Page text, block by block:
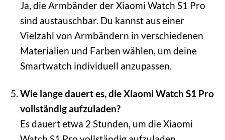
Ja, die Armbänder der Xiaomi Watch S1 Pro
sind austauschbar. Du kannst aus einer
Vielzahl von Armbändern in verschiedenen
Materialien und Farben wählen, um deine
Smartwatch individuell anzupassen.
Wie lange dauert es, die Xiaomi Watch S1 Pro
vollständig aufzuladen?
Es dauert etwa 2 Stunden, um die Xiaomi